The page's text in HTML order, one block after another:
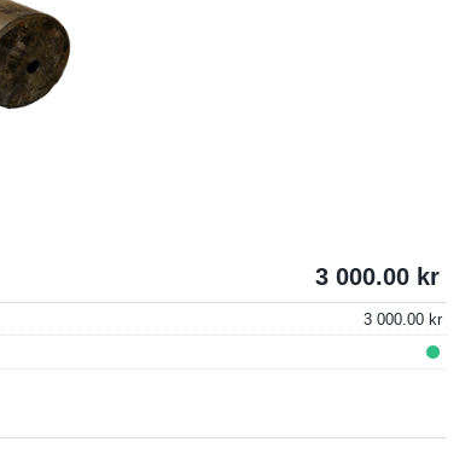
3 000.00
3 000.00